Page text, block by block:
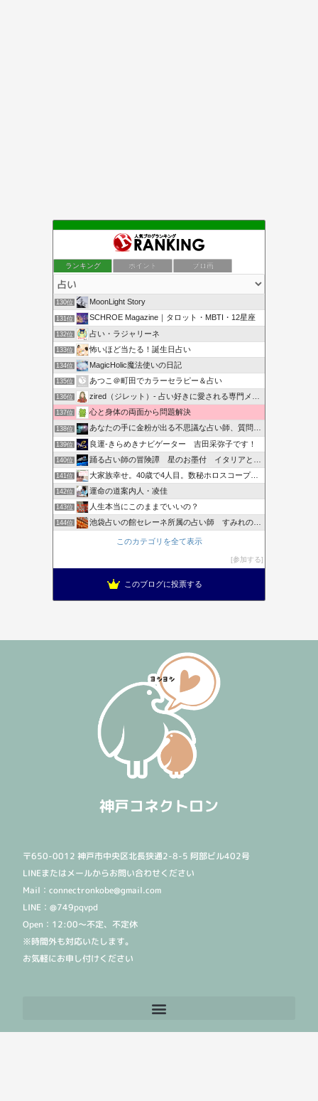
ランキング ポイント ブロ画
130位 MoonLight Story
131位 SCHROE Magazine｜タロット・MBTI・12星座
132位 占い・ラジャリーネ
133位 怖いほど当たる！誕生日占い
134位 MagicHolic魔法使いの日記
135位 あつこ＠町田でカラーセラピー＆占い
136位 zired（ジレット）- 占い好きに愛される専門メディア
137位 心と身体の両面から問題解決
138位 あなたの手に金粉が出る不思議な占い師、質問無料、茨城県
139位 良運‐きらめきナビゲーター 吉田采弥子です！
140位 踊る占い師の冒険譚 星のお墨付 イタリアとモナコ
141位 大家族幸せ。40歳で4人目。数秘ホロスコープで幸せ紐解きます
142位 運命の道案内人・凌佳
143位 人生本当にこのままでいいの？
144位 池袋占いの館セレーネ所属の占い師 すみれのブログ
このカテゴリを全て表示
参加する
このブログに投票する
神戸コネクトロン
〒650-0012 神戸市中央区北長狭通2-8-5 阿部ビル402号
LINEまたはメールからお問い合わせください
Mail：connectronkobe@gmail.com
LINE：@749pqvpd
Open：12:00〜不定、不定休
※時間外も対応いたします。
お気軽にお申し付けください